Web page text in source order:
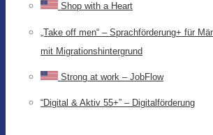
Shop with a Heart
„Take off men“ – Sprachförderung+ für
mit Migrationshintergrund
Strong at work – JobFlow
“Digital & Aktiv 55+” – Digitalförderung